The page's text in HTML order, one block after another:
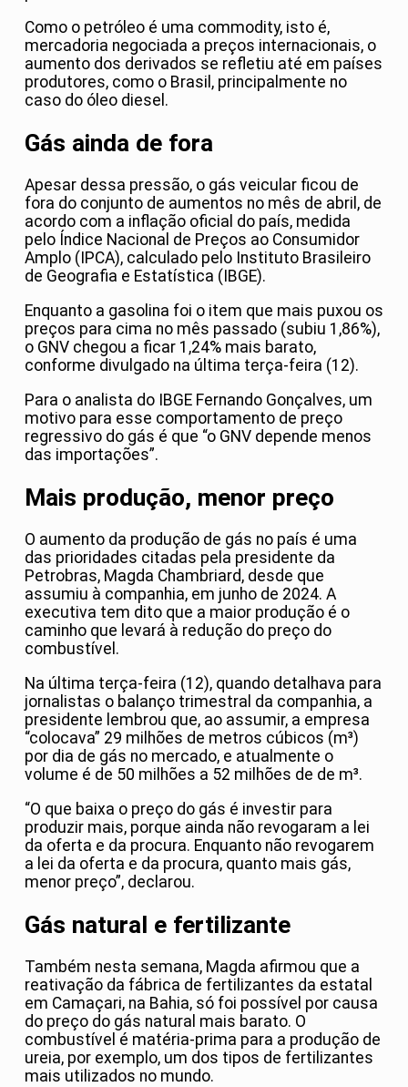
Como o petróleo é uma commodity, isto é,
mercadoria negociada a preços internacionais, o
aumento dos derivados se refletiu até em países
produtores, como o Brasil, principalmente no
caso do óleo diesel.
Gás ainda de fora
Apesar dessa pressão, o gás veicular ficou de
fora do conjunto de aumentos no mês de abril, de
acordo com a inflação oficial do país, medida
pelo Índice Nacional de Preços ao Consumidor
Amplo (IPCA), calculado pelo Instituto Brasileiro
de Geografia e Estatística (IBGE).
Enquanto a gasolina foi o item que mais puxou os
preços para cima no mês passado (subiu 1,86%),
o GNV chegou a ficar 1,24% mais barato,
conforme divulgado na última terça-feira (12).
Para o analista do IBGE Fernando Gonçalves, um
motivo para esse comportamento de preço
regressivo do gás é que “o GNV depende menos
das importações”.
Mais produção, menor preço
O aumento da produção de gás no país é uma
das prioridades citadas pela presidente da
Petrobras, Magda Chambriard, desde que
assumiu à companhia, em junho de 2024. A
executiva tem dito que a maior produção é o
caminho que levará à redução do preço do
combustível.
Na última terça-feira (12), quando detalhava para
jornalistas o balanço trimestral da companhia, a
presidente lembrou que, ao assumir, a empresa
“colocava” 29 milhões de metros cúbicos (m³)
por dia de gás no mercado, e atualmente o
volume é de 50 milhões a 52 milhões de de m³.
“O que baixa o preço do gás é investir para
produzir mais, porque ainda não revogaram a lei
da oferta e da procura. Enquanto não revogarem
a lei da oferta e da procura, quanto mais gás,
menor preço”, declarou.
Gás natural e fertilizante
Também nesta semana, Magda afirmou que a
reativação da fábrica de fertilizantes da estatal
em Camaçari, na Bahia, só foi possível por causa
do preço do gás natural mais barato. O
combustível é matéria-prima para a produção de
ureia, por exemplo, um dos tipos de fertilizantes
mais utilizados no mundo.